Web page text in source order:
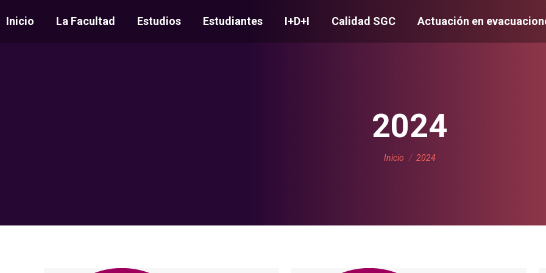
Inicio La Facultad Estudios Estudiantes I+D+I Calidad SGC Actuación en
2024
Estás aquí:
Inicio 2024